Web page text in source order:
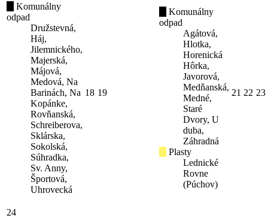
Komunálny
odpad
Družstevná,
Háj,
Jilemnického,
Majerská,
Májová,
Medová, Na
Barinách, Na
Kopánke,
Rovňanská,
Schreiberova,
Sklárska,
Sokolská,
Súhradka,
Sv. Anny,
Športová,
Uhrovecká
18 19
Komunálny
odpad
Agátová,
Hlotka,
Horenická
Hôrka,
Javorová,
Medňanská,
Medné,
Staré
Dvory, U
duba,
Záhradná
Plasty
Lednické
Rovne
(Púchov)
21 22 23
24